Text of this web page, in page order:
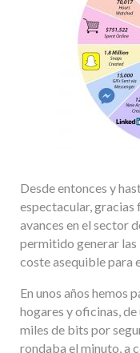
Desde entonces y
espectacular, gracias
avances en el sector
permitido generar las
coste asequible para
En unos años hemos
hogares y oficinas,
miles de bits por
rondaba el minuto, a